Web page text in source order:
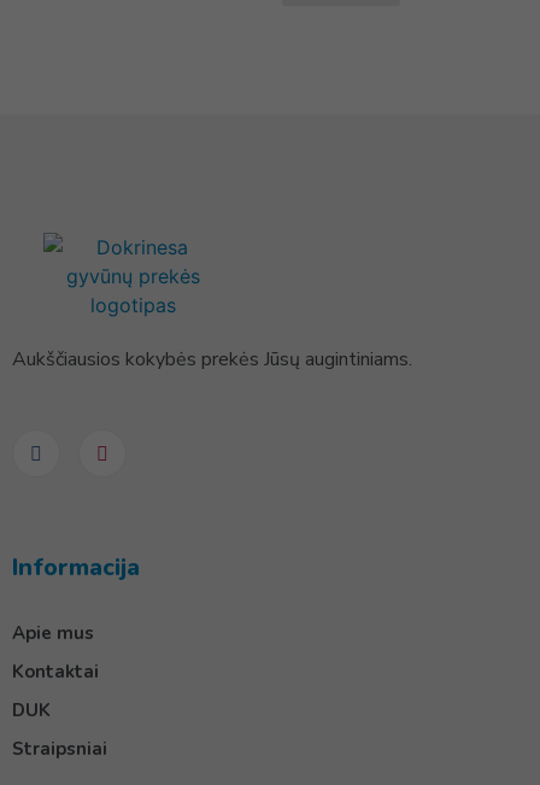
Aukščiausios kokybės prekės Jūsų augintiniams.
Informacija
Apie mus
Kontaktai
DUK
Straipsniai